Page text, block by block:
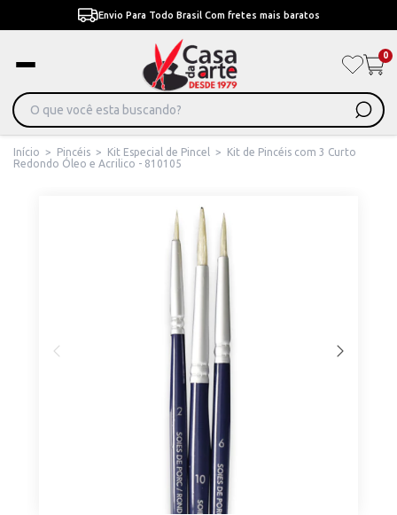
Envio Para Todo Brasil Com fretes mais baratos
0
Início > Pincéis > Kit Especial de Pincel >
Kit de Pincéis com 3 Curto
Redondo Óleo e Acrilico - 810105